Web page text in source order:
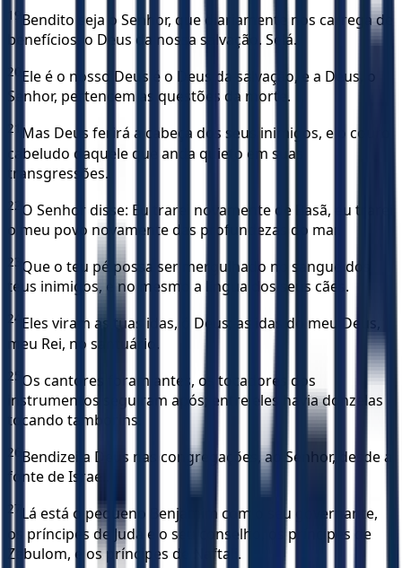
19 Bendito seja o Senhor, que diariamente nos carrega de
benefícios, o Deus da nossa salvação. Selá.
20 Ele é o nosso Deus é o Deus da salvação, e a Deus, o
Senhor, pertencem as questões da morte.
21
Mas Deus ferirá a cabeça dos seus inimigos, e o couro
cabeludo daquele que anda quieto em suas
transgressões.
22 O Senhor disse: Eu trarei novamente de Basã, eu trarei
o meu povo novamente das profundezas do mar.
23 Que o teu pé possa ser mergulhado no sangue dos
teus inimigos, e no mesmo a língua dos seus cães.
24 Eles viram as tuas idas, ó Deus; as idas do meu Deus,
meu Rei, no santuário.
25 Os cantores foram antes, os tocadores dos
instrumentos seguiram após; entre eles havia donzelas
tocando tamborins.
26 Bendizei a Deus nas congregações, ao Senhor, desde a
fonte de Israel.
27 Lá está o pequeno Benjamim com o seu governante,
os príncipes de Judá e o seu conselho, os príncipes de
Zebulom, e os príncipes de Naftali.